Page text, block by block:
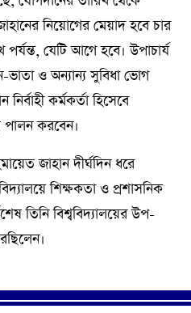
নিয়োগের মেয়াদ হবে চার
যেটি আগে হবে। উপাচার্য
ভাতা ও অন্যান্য সুবিধা ভোগ
কর্মকর্তা হিসেবে
পালন করবেন।
জাহান দীর্ঘদিন ধরে
শিক্ষকতা ও প্রশাসনিক
তিনি বিশ্ববিদ্যালয়ের উপ-